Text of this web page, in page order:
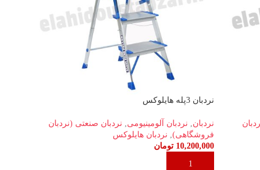
نردبان 3پله هایلوکس
نردبان نردبان آلومینیومی
نردبان صنعتی (نردبان
فروشگاهی) نردبان هایلوکس
10,200,000 تومان
افزودن به سبد خرید